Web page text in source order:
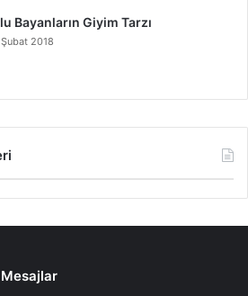
Bayanların Giyim Tarzı
2018